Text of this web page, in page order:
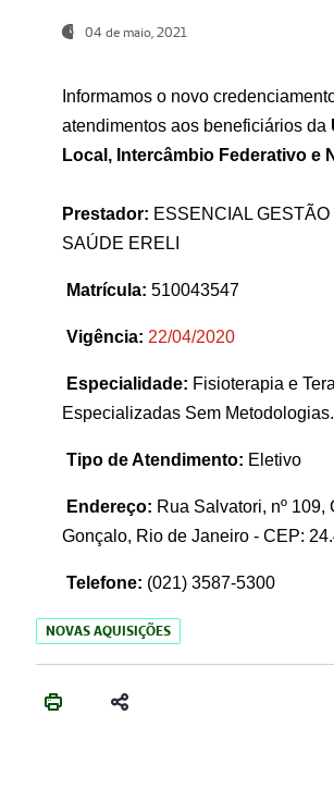
04 de maio, 2021
Informamos o novo
atendimentos aos beneficiários da
Local, Intercâmbio Federativo e
Prestador: ESSENCIAL GESTÃO
SAÚDE ERELI
Matrícula: 510043547
Vigência: 22/04/2020
Especialidade: Fisioterapia e
Especializadas Sem Metodologias.
Tipo de Atendimento: Eletivo
Endereço: Rua Salvatori, nº 109,
Gonçalo, Rio de Janeiro - CEP:
Telefone: (021) 3587-5300
NOVAS AQUISIÇÕES